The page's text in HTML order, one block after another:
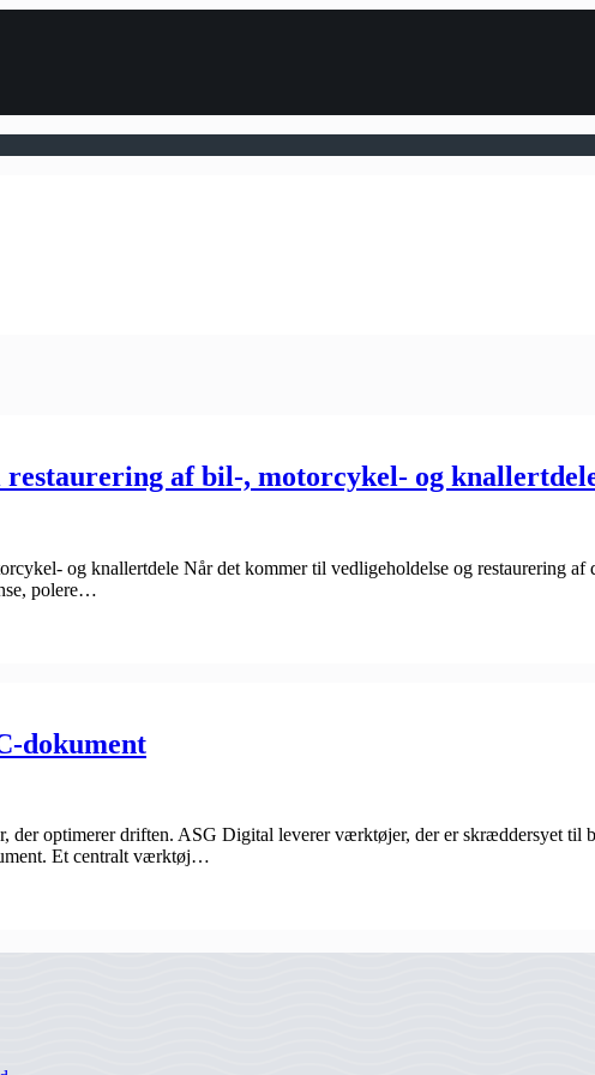
af bil-, motorcykel- og
og knallertdele Når det kommer til vedligeholdelse og restaurering
polere…
dokument
der optimerer driften. ASG Digital leverer værktøjer, der er skræddersyet
Et centralt værktøj…